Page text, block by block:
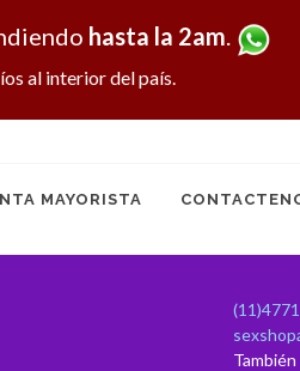
hasta la 2am.
al interior del país.
MAYORISTA